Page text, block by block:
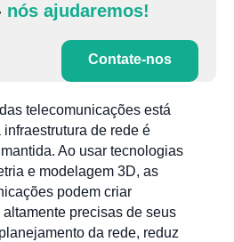
nós ajudaremos!
Contate-nos
telecomunicações está
de rede é
Ao usar tecnologias
e modelagem 3D, as
podem criar
precisas de seus
da rede, reduz